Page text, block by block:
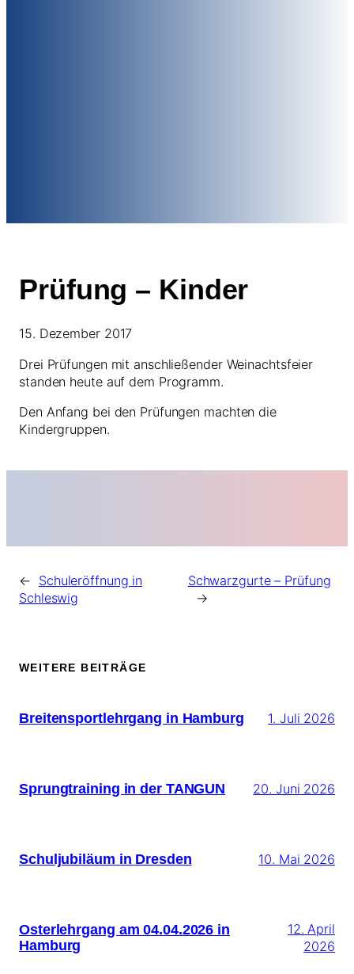
Prüfung – Kinder
15. Dezember 2017
Drei Prüfungen mit anschließender Weinachtsfeier
standen heute auf dem Programm.
Den Anfang bei den Prüfungen machten die
Kindergruppen.
← Schuleröffnung in
Schleswig
Schwarzgurte – Prüfung
→
WEITERE BEITRÄGE
Breitensportlehrgang in Hamburg 1. Juli 2026
Sprungtraining in der TANGUN 20. Juni 2026
Schuljubiläum in Dresden 10. Mai 2026
Osterlehrgang am 04.04.2026 in
Hamburg
12. April
2026